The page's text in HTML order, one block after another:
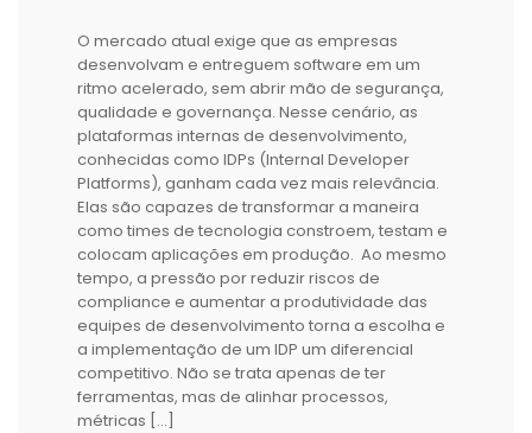
O mercado atual exige que as empresas
desenvolvam e entreguem software em um
ritmo acelerado, sem abrir mão de segurança,
qualidade e governança. Nesse cenário, as
plataformas internas de desenvolvimento,
conhecidas como IDPs (Internal Developer
Platforms), ganham cada vez mais relevância.
Elas são capazes de transformar a maneira
como times de tecnologia constroem, testam e
colocam aplicações em produção. Ao mesmo
tempo, a pressão por reduzir riscos de
compliance e aumentar a produtividade das
equipes de desenvolvimento torna a escolha e
a implementação de um IDP um diferencial
competitivo. Não se trata apenas de ter
ferramentas, mas de alinhar processos,
métricas […]